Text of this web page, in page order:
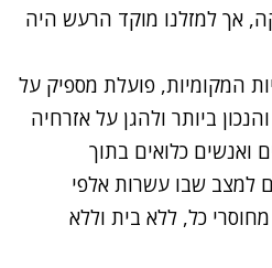
אך למזלנו מוקד הרעש היה
המקומיות, פועלת מספיק על
ביותר ולהגן על אזרחיה
ואנשים כלואים בתוך
למצב שבו עשרות אלפי
כל, ללא בית וללא